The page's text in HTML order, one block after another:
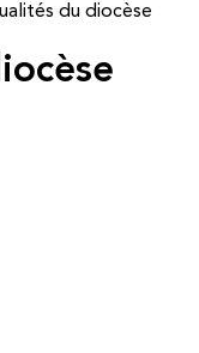
du diocèse